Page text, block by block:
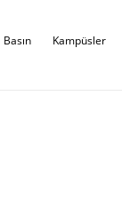
Basın Kampüsler